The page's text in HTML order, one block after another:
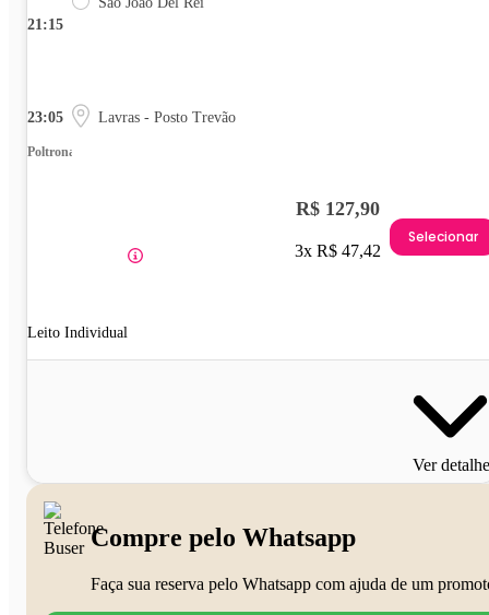
21:15
23:05 Lavras - Posto Trevão
Poltrona
Leito Individual
R$ 127,90
3x R$ 47,42
Selecionar
Ver
Compre pelo Whatsapp
Faça sua reserva pelo Whatsapp com ajuda de um